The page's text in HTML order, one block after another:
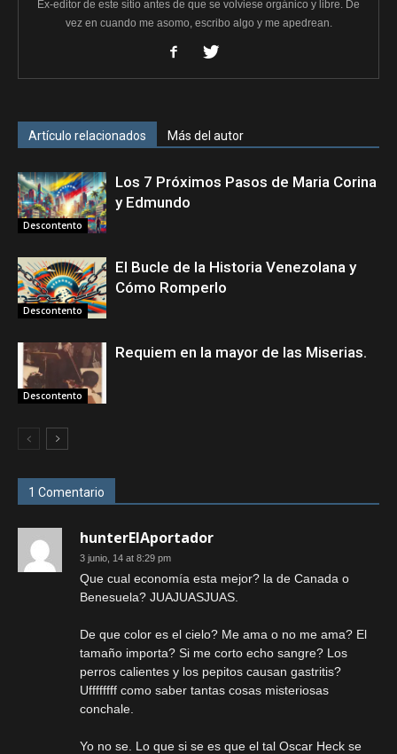
Ex-editor de este sitio antes de que se volviese orgánico y libre. De
vez en cuando me asomo, escribo algo y me apedrean.
Artículo relacionados Más del autor
Descontento
Los 7 Próximos Pasos de Maria Corina
y Edmundo
Descontento
El Bucle de la Historia Venezolana y
Cómo Romperlo
Descontento
Requiem en la mayor de las Miserias.
1 Comentario
hunterElAportador
3 junio, 14 at 8:29 pm
Que cual economía esta mejor? la de Canada o
Benesuela? JUAJUASJUAS.
De que color es el cielo? Me ama o no me ama? El
tamaño importa? Si me corto echo sangre? Los
perros calientes y los pepitos causan gastritis?
Uffffffff como saber tantas cosas misteriosas
conchale.
Yo no se. Lo que si se es que el tal Oscar Heck se